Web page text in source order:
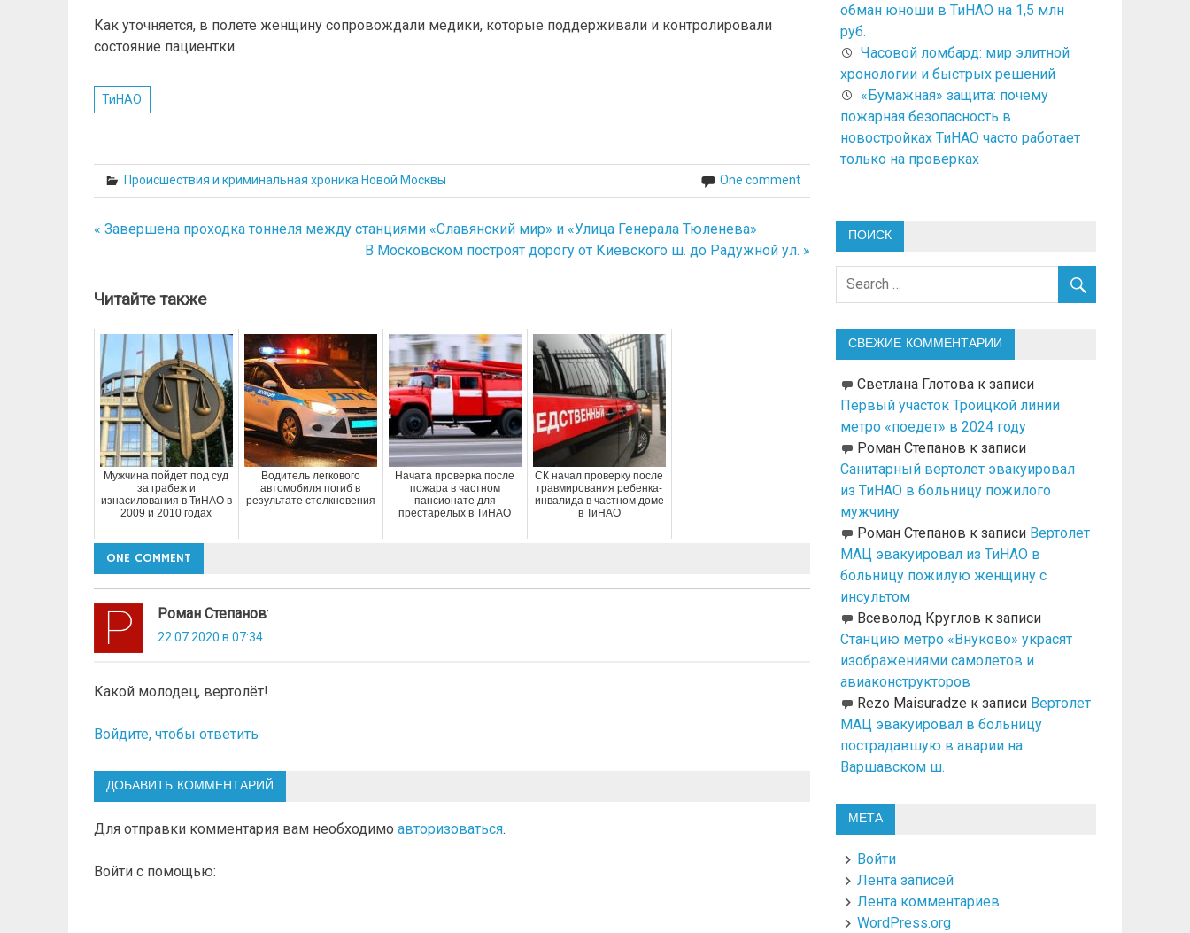
Как уточняется, в полете женщину сопровождали медики, которые поддерживали и контролировали
состояние пациентки.
ТиНАО
Происшествия и криминальная хроника Новой Москвы One comment
Навигация
записям
« Завершена проходка тоннеля между станциями «Славянский мир» и «Улица Генерала Тюленева»
В Московском построят дорогу от Киевского ш. до Радужной ул. »
Читайте также
Мужчина пойдет под суд
за грабеж и
изнасилования в ТиНАО в
2009 и 2010 годах
Водитель легкового
автомобиля погиб в
результате столкновения
Начата проверка после
пожара в частном
пансионате для
престарелых в ТиНАО
СК начал проверку после
травмирования ребенка-
инвалида в частном доме
в ТиНАО
ONE COMMENT
Роман Степанов:
22.07.2020 в 07:34
Какой молодец, вертолёт!
Войдите, чтобы ответить
ДОБАВИТЬ КОММЕНТАРИЙ
Для отправки комментария вам необходимо авторизоваться.
Войти с помощью:
обман юноши в ТиНАО на 1,5 млн
руб.
Часовой ломбард: мир элитной
хронологии и быстрых решений
«Бумажная» защита: почему
пожарная безопасность в
новостройках ТиНАО часто работает
только на проверках
ПОИСК
СВЕЖИЕ КОММЕНТАРИИ
Светлана Глотовак записи
Первый участок Троицкой линии
метро «поедет» в 2024 году
Роман Степанов к записи
Санитарный вертолет эвакуировал
из ТиНАО в больницу пожилого
мужчину
Роман Степанов к записи Вертолет
МАЦ эвакуировал из ТиНАО в
больницу пожилую женщину с
инсультом
Всеволод Круглов к записи
Станцию метро «Внуково» украсят
изображениями самолетов и
авиаконструкторов
Rezo Maisuradze к записи Вертолет
МАЦ эвакуировал в больницу
пострадавшую в аварии на
Варшавском ш.
МЕТА
Войти
Лента записей
Лента комментариев
WordPress.org